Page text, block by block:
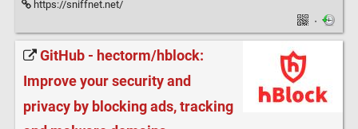
https://sniffnet.net/
·
GitHub - hectorm/hblock:
Improve your security and
privacy by blocking ads, tracking